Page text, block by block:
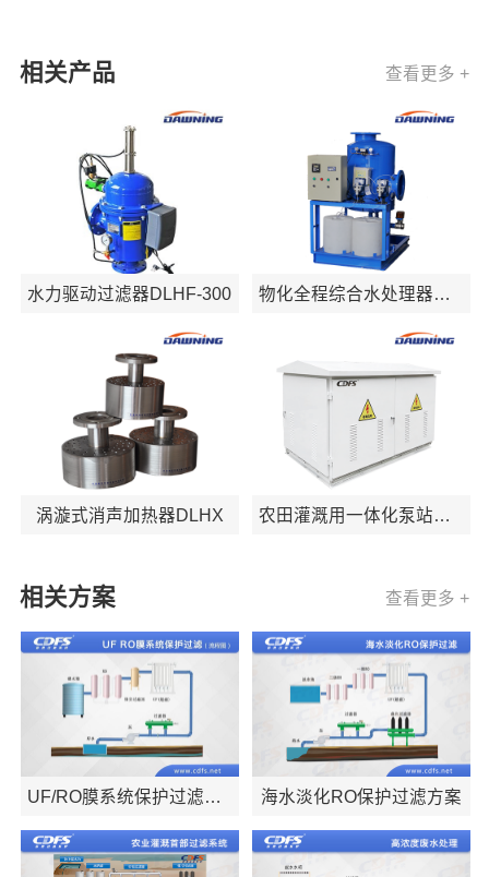
相关产品 查看更多 +
水力驱动过滤器DLHF-300
物化全程综合水处理器
涡漩式消声加热器DLHX
农田灌溉用一体化泵站
相关方案 查看更多 +
UF/RO膜系统保护过滤方
海水淡化RO保护过滤方案